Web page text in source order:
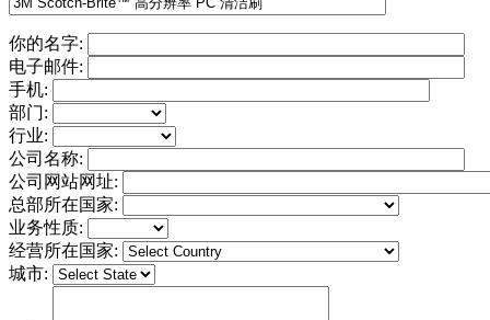
你的名字:
电子邮件:
手机:
部门:
行业:
公司名称:
公司网站网址:
总部所在国家:
业务性质:
经营所在国家:
城市: